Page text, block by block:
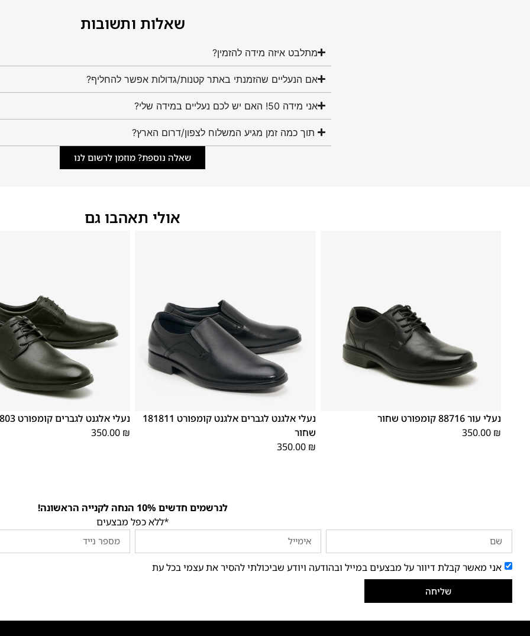
שאלות ותשובות
מתלבט איזה מידה להזמין?
אם הנעליים שהזמנתי באתר קטנות/גדולות אפשר להחליף?
אני מידה 50! האם יש לכם נעליים במידה שלי?
תוך כמה זמן מגיע המשלוח לצפון/דרום הארץ?
שאלה נוספת? מוזמן לרשום לנו
אולי תאהבו גם
נעלי עור 88716 קומפורט שחור
350.00 ₪
נעלי אלגנט לגברים אלגנט קומפורט 181811
שחור
350.00 ₪
נעלי אלגנט לגברים קומפורט 181803 שחור
350.00 ₪
לנרשמים חדשים 10% הנחה לקנייה הראשונה!
*ללא כפל מבצעים
אני מאשר קבלת דיוור על מבצעים במייל ובהודעה ויודע שביכולתי להסיר את עצמי בכל עת
שליחה